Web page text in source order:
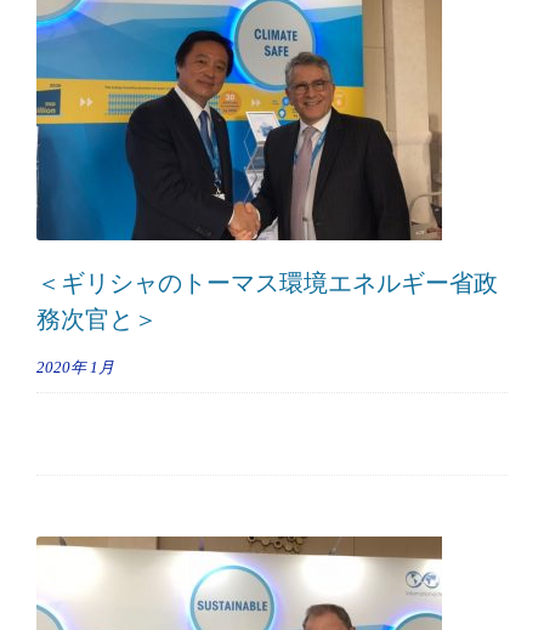
＜ギリシャのトーマス環境エネルギー省政
務次官と＞
2020年 1月